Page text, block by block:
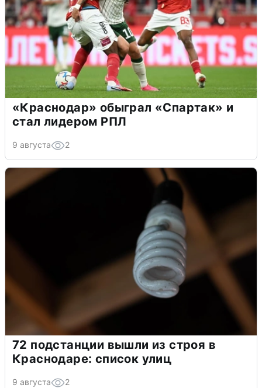
«Краснодар» обыграл «Спартак» и
стал лидером РПЛ
9 августа 2
72 подстанции вышли из строя в
Краснодаре: список улиц
9 августа 2